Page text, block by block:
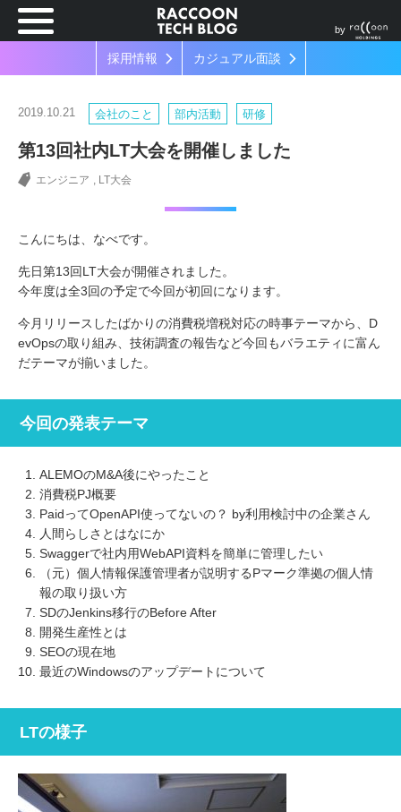
by
採用情報 カジュアル面談
2019.10.21 会社のこと 部内活動 研修
第13回社内LT大会を開催しました
エンジニア LT大会
こんにちは、なべです。
先日第13回LT大会が開催されました。
今年度は全3回の予定で今回が初回になります。
今月リリースしたばかりの消費税増税対応の時事テーマから、D
evOpsの取り組み、技術調査の報告など今回もバラエティに富ん
だテーマが揃いました。
今回の発表テーマ
ALEMOのM&A後にやったこと
消費税PJ概要
PaidってOpenAPI使ってないの？ by利用検討中の企業さん
人間らしさとはなにか
Swaggerで社内用WebAPI資料を簡単に管理したい
（元）個人情報保護管理者が説明するPマーク準拠の個人情
報の取り扱い方
SDのJenkins移行のBefore After
開発生産性とは
SEOの現在地
最近のWindowsのアップデートについて
LTの様子